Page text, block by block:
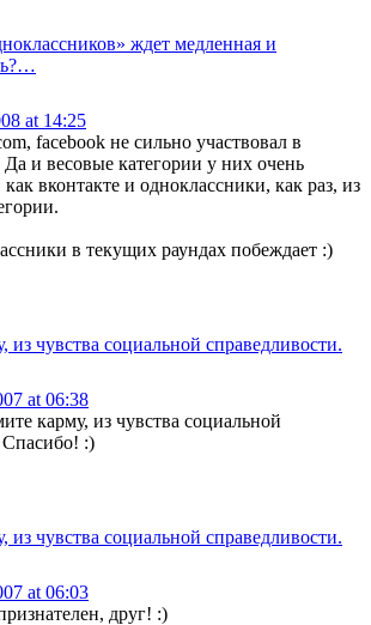
ждет медленная и
at 14:25
facebook не сильно участвовал в
Да и весовые категории у них очень
вконтакте и одноклассники, как раз, из
в текущих раундах побеждает :)
чувства социальной справедливости.
at 06:38
карму, из чувства социальной
Спасибо! :)
чувства социальной справедливости.
at 06:03
друг! :)